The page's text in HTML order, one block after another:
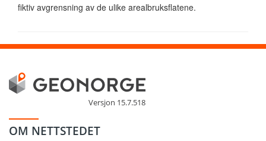
fiktiv avgrensning av de ulike arealbruksflatene.